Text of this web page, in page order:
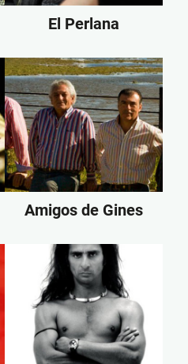
El Perlana
Amigos de Gines